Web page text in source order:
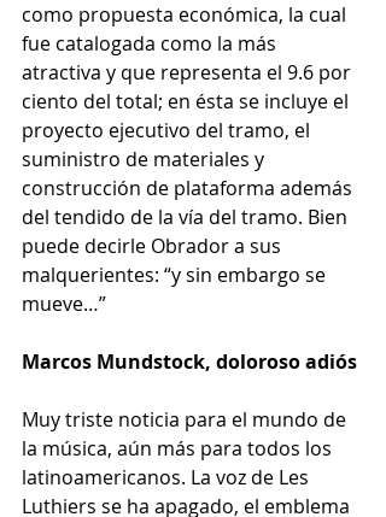
como propuesta económica, la cual
fue catalogada como la más
atractiva y que representa el 9.6 por
ciento del total; en ésta se incluye el
proyecto ejecutivo del tramo, el
suministro de materiales y
construcción de plataforma además
del tendido de la vía del tramo. Bien
puede decirle Obrador a sus
malquerientes: “y sin embargo se
mueve…”
Marcos Mundstock, doloroso adiós
Muy triste noticia para el mundo de
la música, aún más para todos los
latinoamericanos. La voz de Les
Luthiers se ha apagado, el emblema